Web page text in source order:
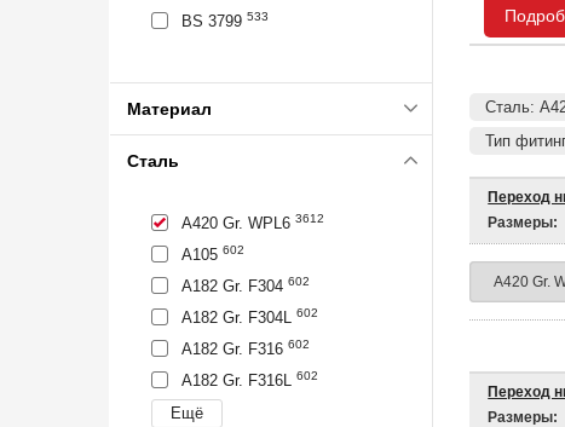
BS 3799 533
Материал
Сталь
A420 Gr. WPL6 3612
A105 602
A182 Gr. F304 602
A182 Gr. F304L 602
A182 Gr. F316 602
A182 Gr. F316L 602
Сталь:
Тип
Переход
Размеры:
Переход
Размеры: